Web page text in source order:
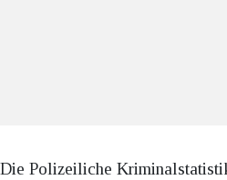
Die Polizeiliche